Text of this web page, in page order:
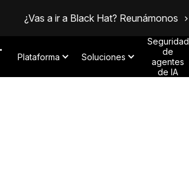
¿Vas a ir a Black Hat? Reunámonos
Plataforma Soluciones
Seguridad
de
agentes
de IA